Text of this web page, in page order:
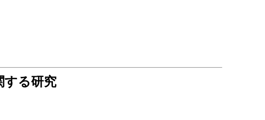
する研究